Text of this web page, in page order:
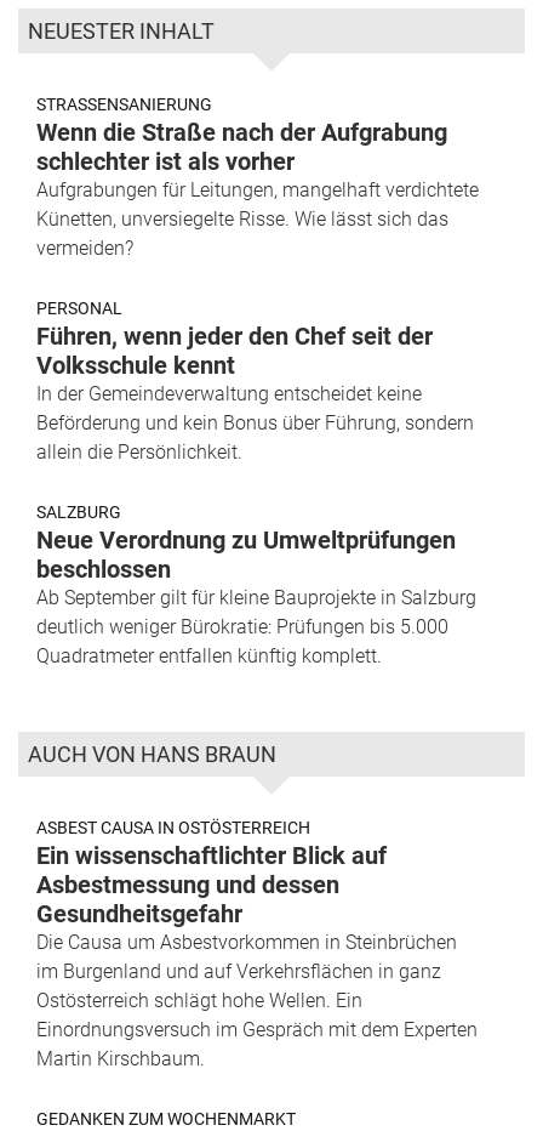
NEUESTER INHALT
STRASSENSANIERUNG
Wenn die Straße nach der Aufgrabung
schlechter ist als vorher
Aufgrabungen für Leitungen, mangelhaft verdichtete
Künetten, unversiegelte Risse. Wie lässt sich das
vermeiden?
PERSONAL
Führen, wenn jeder den Chef seit der
Volksschule kennt
In der Gemeindeverwaltung entscheidet keine
Beförderung und kein Bonus über Führung, sondern
allein die Persönlichkeit.
SALZBURG
Neue Verordnung zu Umweltprüfungen
beschlossen
Ab September gilt für kleine Bauprojekte in Salzburg
deutlich weniger Bürokratie: Prüfungen bis 5.000
Quadratmeter entfallen künftig komplett.
AUCH VON HANS BRAUN
ASBEST CAUSA IN OSTÖSTERREICH
Ein wissenschaftlichter Blick auf
Asbestmessung und dessen
Gesundheitsgefahr
Die Causa um Asbestvorkommen in Steinbrüchen
im Burgenland und auf Verkehrsflächen in ganz
Ostösterreich schlägt hohe Wellen. Ein
Einordnungsversuch im Gespräch mit dem Experten
Martin Kirschbaum.
GEDANKEN ZUM WOCHENMARKT